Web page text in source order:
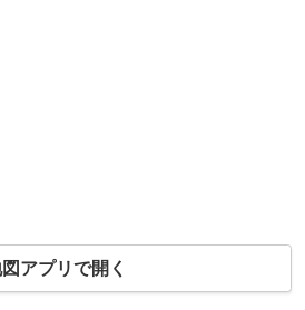
アプリで開く